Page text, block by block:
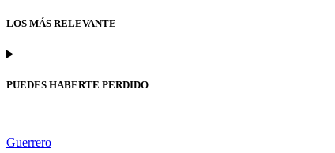
LOS MÁS RELEVANTE
PUEDES HABERTE PERDIDO
Guerrero